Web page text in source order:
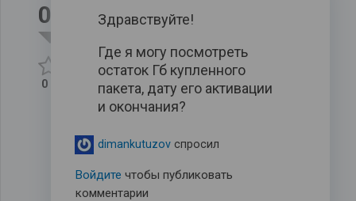
0
0
Здравствуйте!
Где я могу посмотреть
остаток Гб купленного
пакета, дату его активации
и окончания?
dimankutuzov спросил
Войдите чтобы публиковать
комментарии